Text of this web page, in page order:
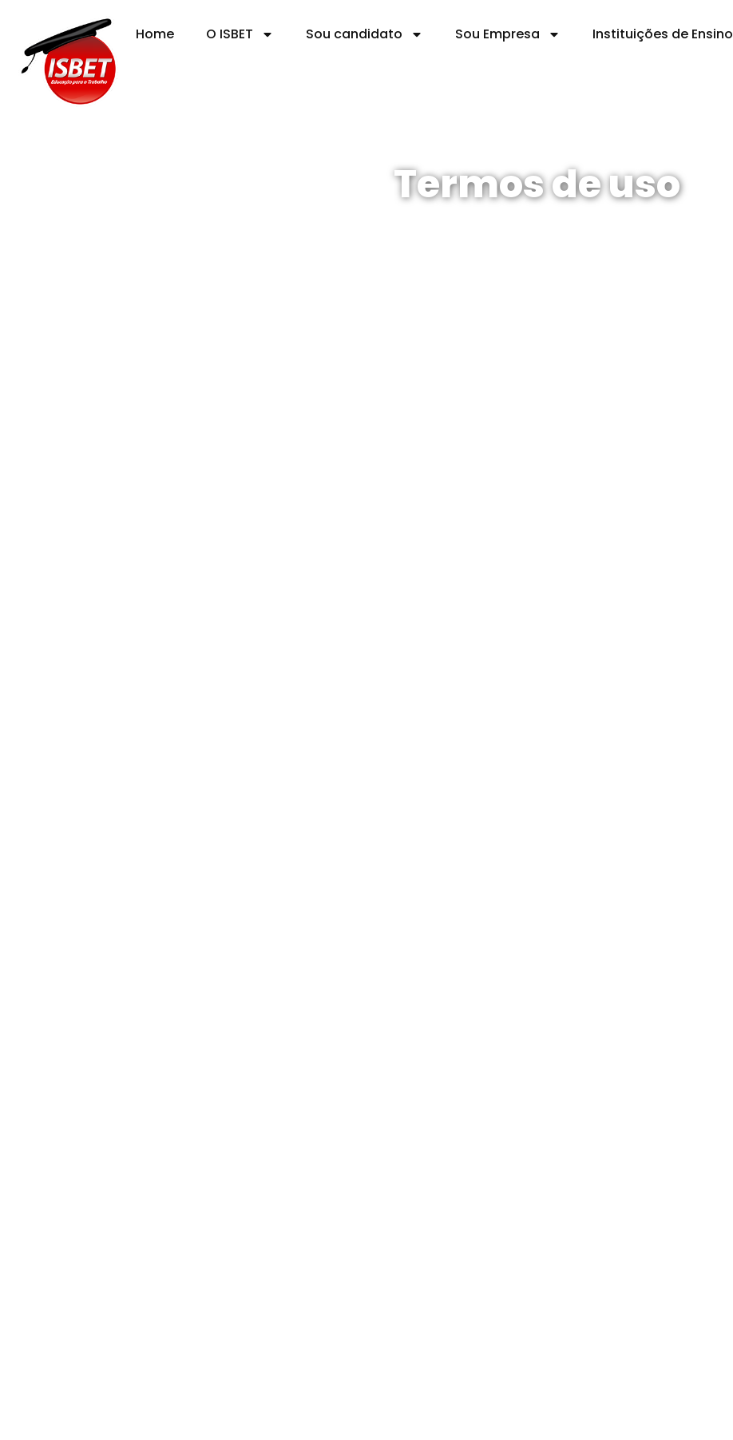
Home O ISBET Sou candidato Sou Empresa Instituições de Ensino
Termos de uso